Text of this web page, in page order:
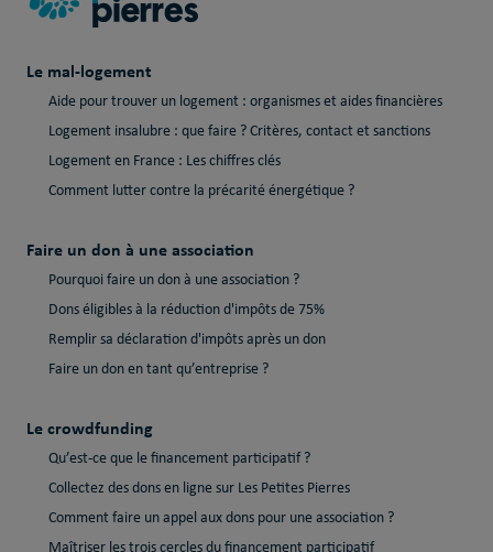
Le mal-logement
Aide pour trouver un logement : organismes et aides financières
Logement insalubre : que faire ? Critères, contact et sanctions
Logement en France : Les chiffres clés
Comment lutter contre la précarité énergétique ?
Faire un don à une association
Pourquoi faire un don à une association ?
Dons éligibles à la réduction d'impôts de 75%
Remplir sa déclaration d'impôts après un don
Faire un don en tant qu’entreprise ?
Le crowdfunding
Qu’est-ce que le financement participatif ?
Collectez des dons en ligne sur Les Petites Pierres
Comment faire un appel aux dons pour une association ?
Maîtriser les trois cercles du financement participatif